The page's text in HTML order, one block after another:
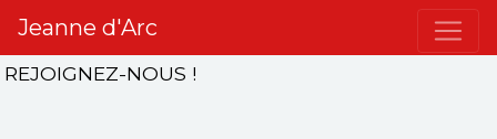
Jeanne d'Arc
REJOIGNEZ-NOUS !